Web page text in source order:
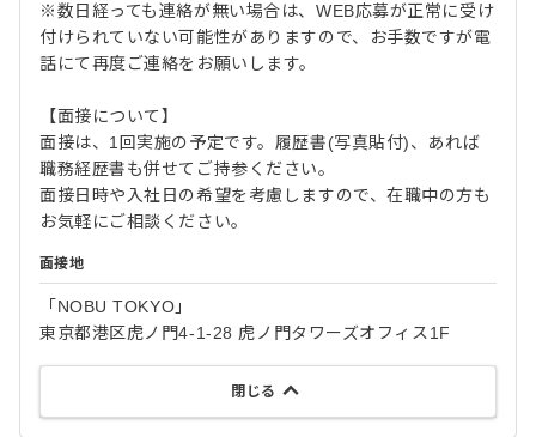
※数日経っても連絡が無い場合は、WEB応募が正常に受け
付けられていない可能性がありますので、お手数ですが電
話にて再度ご連絡をお願いします。
【面接について】
面接は、1回実施の予定です。履歴書(写真貼付)、あれば
職務経歴書も併せてご持参ください。
面接日時や入社日の希望を考慮しますので、在職中の方も
お気軽にご相談ください。
面接地
「NOBU TOKYO」
東京都港区虎ノ門4-1-28 虎ノ門タワーズオフィス1F
閉じる